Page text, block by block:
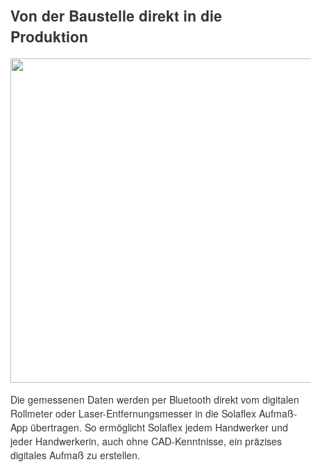
Von der Baustelle direkt in die
Produktion
Die gemessenen Daten werden per Bluetooth direkt vom digitalen
Rollmeter oder Laser-Entfernungsmesser in die Solaflex Aufmaß-
App übertragen. So ermöglicht Solaflex jedem Handwerker und
jeder Handwerkerin, auch ohne CAD-Kenntnisse, ein präzises
digitales Aufmaß zu erstellen.